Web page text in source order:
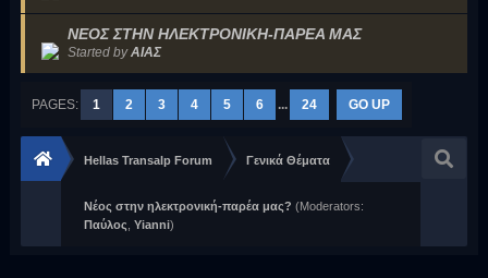
ΝΕΟΣ ΣΤΗΝ ΗΛΕΚΤΡΟΝΙΚΗ-ΠΑΡΕΑ ΜΑΣ
Started byΑΙΑΣ
PAGES: 1 2 3 4 5 6 ... 24 GO UP
Hellas Transalp Forum Γενικά Θέματα
Νέος στην ηλεκτρονική-παρέα μας? (Moderators:
Παύλος ,Yianni)